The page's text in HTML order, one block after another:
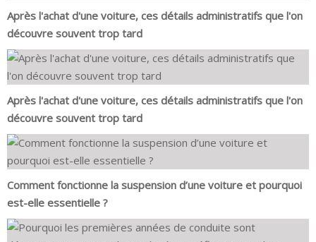
Après l'achat d'une voiture, ces détails administratifs que l'on
découvre souvent trop tard
Après l'achat d'une voiture, ces détails administratifs que l'on
découvre souvent trop tard
Comment fonctionne la suspension d’une voiture et pourquoi
est-elle essentielle ?